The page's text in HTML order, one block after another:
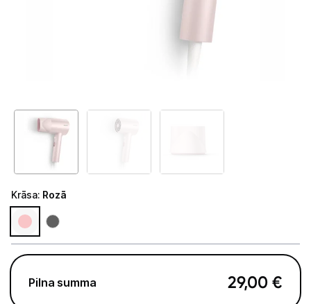
Telefoni, planšetdatori
Matu kopšana
Lokšķēres
Matu griežamās mašīnas
Krāsa: Rozā
Pilna summa 29,00 €